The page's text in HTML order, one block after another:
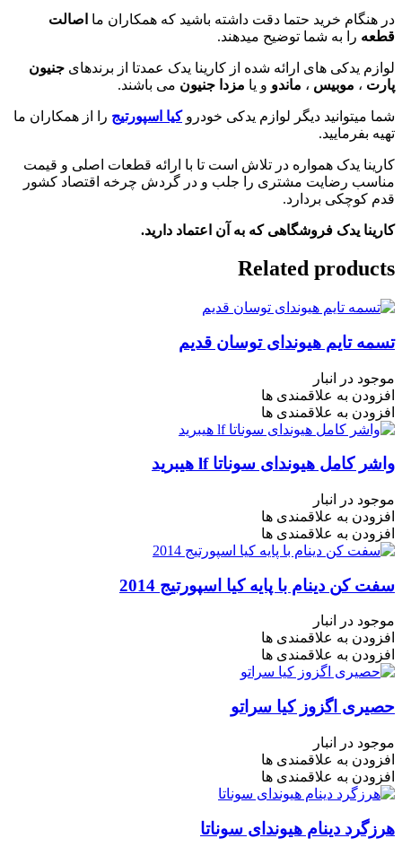
در هنگام خرید حتما دقت داشته باشید که همکاران ما اصالت
قطعه را به شما توضیح میدهند.
لوازم یدکی های ارائه شده از کارینا یدک عمدتا از برندهای جنیون
پارت ، موبیس ، ماندو و یا مزدا جنیون می باشند.
شما میتوانید دیگر لوازم یدکی خودروکیا اسپورتیج را از همکاران ما
تهیه بفرمایید.
کارینا یدک همواره در تلاش است تا با ارائه قطعات اصلی و قیمت
مناسب رضایت مشتری را جلب و در گردش چرخه اقتصاد کشور
قدم کوچکی بردارد.
کارینا یدک فروشگاهی که به آن اعتماد دارید.
Related products
تسمه تایم هیوندای توسان قدیم
موجود در انبار
افزودن به علاقمندی ها
افزودن به علاقمندی ها
واشر کامل هیوندای سوناتا lf هیبرید
موجود در انبار
افزودن به علاقمندی ها
افزودن به علاقمندی ها
سفت کن دینام با پایه کیا اسپورتیج 2014
موجود در انبار
افزودن به علاقمندی ها
افزودن به علاقمندی ها
حصیری اگزوز کیا سراتو
موجود در انبار
افزودن به علاقمندی ها
افزودن به علاقمندی ها
هرزگرد دینام هیوندای سوناتا